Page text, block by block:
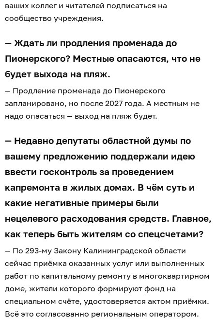
ваших коллег и читателей подписаться на
сообщество учреждения.
— Ждать ли продления променада до
Пионерского? Местные опасаются, что не
будет выхода на пляж.
— Продление променада до Пионерского
запланировано, но после 2027 года. А местным не
надо опасаться — выход на пляж будет.
— Недавно депутаты областной думы по
вашему предложению поддержали идею
ввести госконтроль за проведением
капремонта в жилых домах. В чём суть и
какие негативные примеры были
нецелевого расходования средств. Главное,
как теперь быть жителям со спецсчетами?
— По 293-му Закону Калининградской области
сейчас приёмка оказанных услуг или выполненных
работ по капитальному ремонту в многоквартирном
доме, жители которого формируют фонд на
специальном счёте, удостоверяется актом приёмки.
Всё это согласованно региональным оператором.